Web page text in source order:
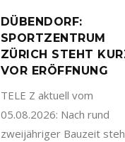
DÜBENDORF:
SPORTZENTRUM
ZÜRICH STEHT
VOR ERÖFFNUNG
TELE Z aktuell vom
05.08.2026: Nach rund
zweijähriger Bauzeit